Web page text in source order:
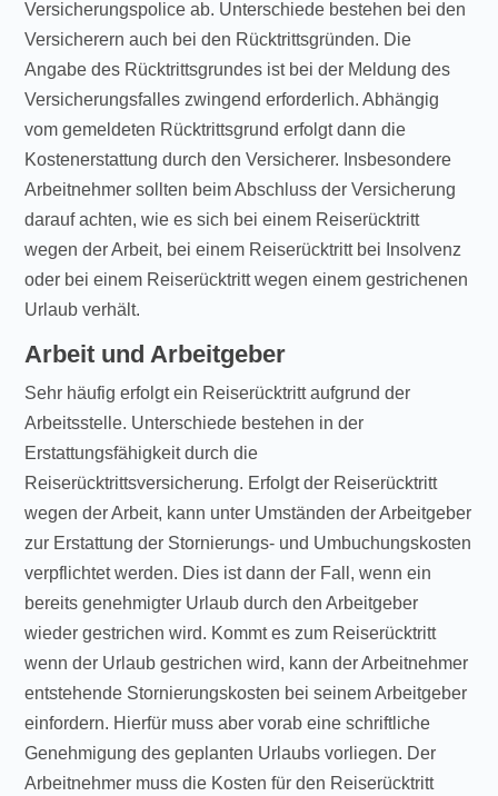
Versicherungspolice ab. Unterschiede bestehen bei den
Versicherern auch bei den Rücktrittsgründen. Die
Angabe des Rücktrittsgrundes ist bei der Meldung des
Versicherungsfalles zwingend erforderlich. Abhängig
vom gemeldeten Rücktrittsgrund erfolgt dann die
Kostenerstattung durch den Versicherer. Insbesondere
Arbeitnehmer sollten beim Abschluss der Versicherung
darauf achten, wie es sich bei einem Reiserücktritt
wegen der Arbeit, bei einem Reiserücktritt bei Insolvenz
oder bei einem Reiserücktritt wegen einem gestrichenen
Urlaub verhält.
Arbeit und Arbeitgeber
Sehr häufig erfolgt ein Reiserücktritt aufgrund der
Arbeitsstelle. Unterschiede bestehen in der
Erstattungsfähigkeit durch die
Reiserücktrittsversicherung. Erfolgt der Reiserücktritt
wegen der Arbeit, kann unter Umständen der Arbeitgeber
zur Erstattung der Stornierungs- und Umbuchungskosten
verpflichtet werden. Dies ist dann der Fall, wenn ein
bereits genehmigter Urlaub durch den Arbeitgeber
wieder gestrichen wird. Kommt es zum Reiserücktritt
wenn der Urlaub gestrichen wird, kann der Arbeitnehmer
entstehende Stornierungskosten bei seinem Arbeitgeber
einfordern. Hierfür muss aber vorab eine schriftliche
Genehmigung des geplanten Urlaubs vorliegen. Der
Arbeitnehmer muss die Kosten für den Reiserücktritt